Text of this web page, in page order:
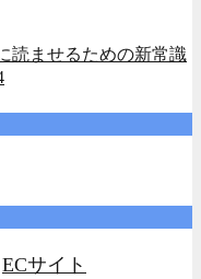
読ませるための新常識
ECサイト